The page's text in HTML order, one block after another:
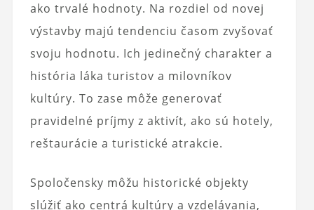
ako trvalé hodnoty. Na rozdiel od novej
výstavby majú tendenciu časom zvyšovať
svoju hodnotu. Ich jedinečný charakter a
história láka turistov a milovníkov
kultúry. To zase môže generovať
pravidelné príjmy z aktivít, ako sú hotely,
reštaurácie a turistické atrakcie.
Spoločensky môžu historické objekty
slúžiť ako centrá kultúry a vzdelávania,